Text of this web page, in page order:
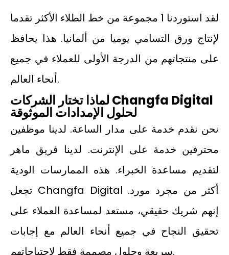
لقد استوردنا 1 مجموعة من خط الطلاء الأكثر تقدما
لإنتاج ورق التسامي يوميا من ألمانيا. هذا يحافظ
على منتجاتهم من الدرجة الأولى للعملاء في جميع
أنحاء العالم.
لماذا تختار الشركات Changfa Digital
لحلول الإمدادات الموثوقة
نحن نقدم خدمة على مدار الساعة. لدينا موظفين
محترفين خدمة على الإنترنت. لدينا فريق ماهر
لتقديم مساعدة الخبراء. هذه الممارسات الودية
تجعل Changfa Digital أكثر من مجرد مورد.
إنهم شريك حقيقي، مستعد لمساعدة العملاء على
تحقيق النجاح في جميع أنحاء العالم مع إجابات
سريعة وحلول مصممة فقط لاحتياجاتهم.